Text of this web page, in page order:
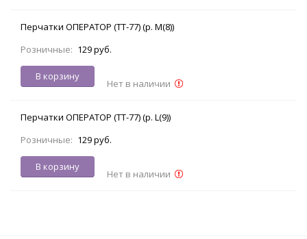
Перчатки ОПЕРАТОР (TT-77) (р. M(8))
Розничные: 129 руб.
В корзину
Нет в наличии
Перчатки ОПЕРАТОР (TT-77) (р. L(9))
Розничные: 129 руб.
В корзину
Нет в наличии